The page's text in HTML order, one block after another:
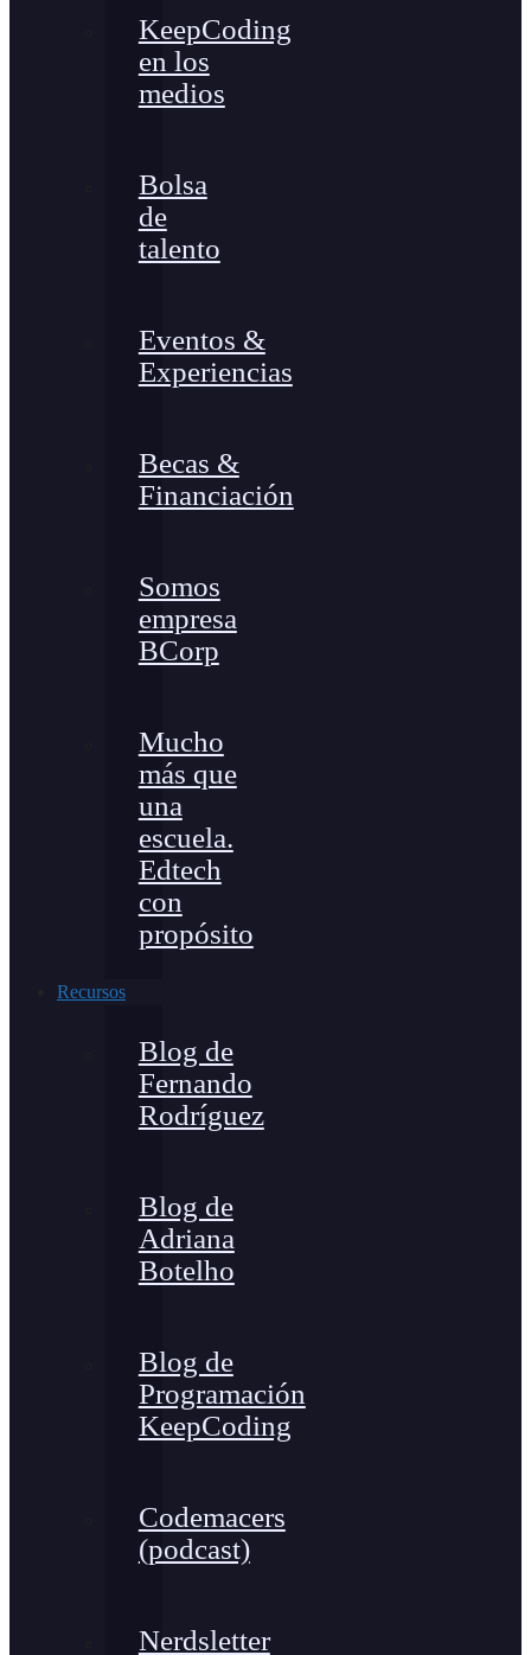
KeepCoding
en los
medios
Bolsa
de
talento
Eventos &
Experiencias
Becas &
Financiación
Somos
empresa
BCorp
Mucho
más que
una
escuela.
Edtech
con
propósito
Recursos
Blog de
Fernando
Rodríguez
Blog de
Adriana
Botelho
Blog de
Programación
KeepCoding
Codemacers
(podcast)
Nerdsletter